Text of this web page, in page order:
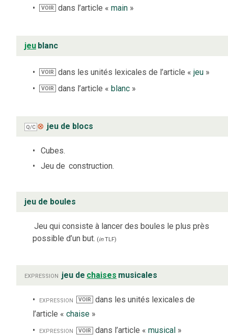
VOIR dans l’article «main »
jeu blanc
VOIR dans les unités lexicales de l’article «jeu »
VOIR dans l’article «blanc »
Q/C ⊗ jeu de blocs
Cubes.
Jeu de construction.
jeu de boules
Jeu qui consiste à lancer des boules le plus près
possible d’un but. (inTLF)
expression jeu de chaises musicales
expression VOIR
dans les unités lexicales de
l’article « chaise »
expression
VOIR dans l’article « musical »